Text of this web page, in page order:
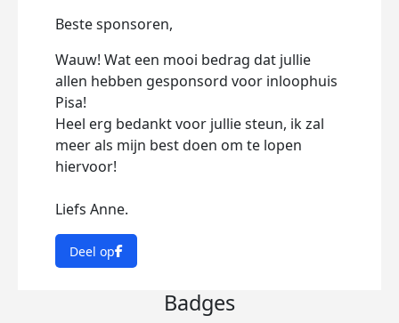
Beste sponsoren,
Wauw! Wat een mooi bedrag dat jullie
allen hebben gesponsord voor inloophuis
Pisa!
Heel erg bedankt voor jullie steun, ik zal
meer als mijn best doen om te lopen
hiervoor!
Liefs Anne.
Deel op
Badges